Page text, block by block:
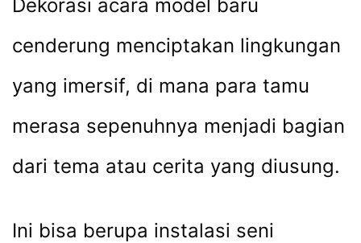
Dekorasi acara model baru
cenderung menciptakan lingkungan
yang imersif, di mana para tamu
merasa sepenuhnya menjadi bagian
dari tema atau cerita yang diusung.
Ini bisa berupa instalasi seni